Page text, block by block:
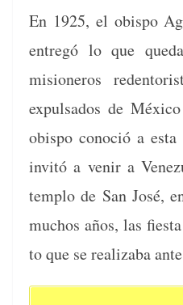
En 1925, el obis­po
entregó lo que
misioneros
expul­sa­dos de
obis­po cono­ció a
invitó a venir a
tem­p­lo de San José,
muchos años, las
to que se real­iz­a­ba